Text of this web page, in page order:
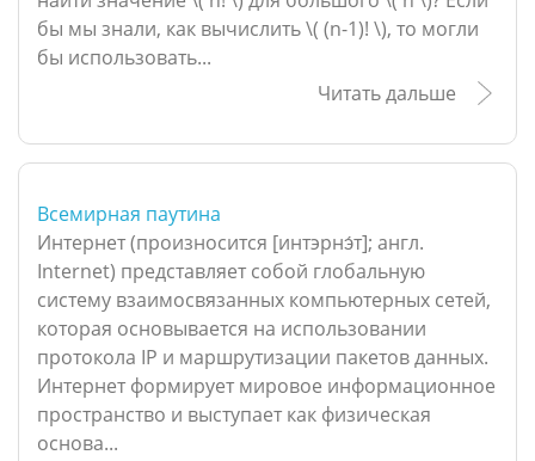
бы мы знали, как вычислить \( (n-1)! \), то могли
бы использовать...
Читать дальше
Всемирная паутина
Интернет (произносится [интэрнэ́т]; англ.
Internet) представляет собой глобальную
систему взаимосвязанных компьютерных сетей,
которая основывается на использовании
протокола IP и маршрутизации пакетов данных.
Интернет формирует мировое информационное
пространство и выступает как физическая
основа...